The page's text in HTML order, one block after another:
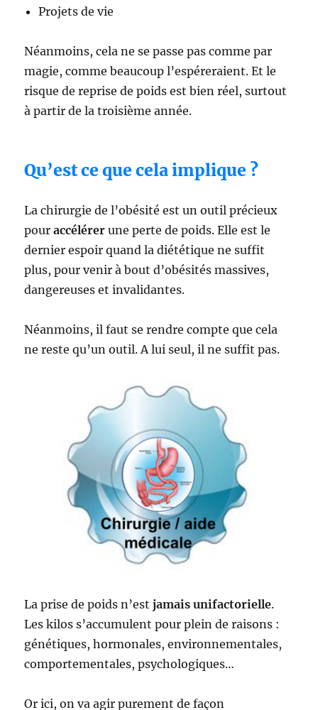
Projets de vie
Néanmoins, cela ne se passe pas comme par
magie, comme beaucoup l’espéreraient. Et le
risque de reprise de poids est bien réel, surtout
à partir de la troisième année.
Qu’est ce que cela implique ?
La chirurgie de l’obésité est un outil précieux
pouraccélérer une perte de poids. Elle est le
dernier espoir quand la diététique ne suffit
plus, pour venir à bout d’obésités massives,
dangereuses et invalidantes.
Néanmoins, il faut se rendre compte que cela
ne reste qu’un outil. A lui seul, il ne suffit pas.
La prise de poids n’estjamais unifactorielle.
Les kilos s’accumulent pour plein de raisons :
génétiques, hormonales, environnementales,
comportementales, psychologiques…
Or ici, on va agir purement de façon